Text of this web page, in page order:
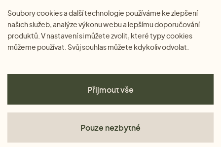
Soubory cookies a další technologie používáme ke zlepšení
našich služeb, analýze výkonu webu a lepšímu doporučování
produktů. V nastavení si můžete zvolit, které typy cookies
můžeme používat. Svůj souhlas můžete kdykoliv odvolat.
Přijmout vše
Pouze nezbytné